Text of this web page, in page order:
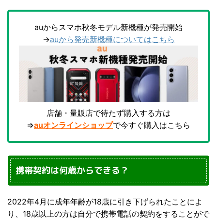
auからスマホ秋冬モデル新機種が発売開始
→auから発売新機種についてはこちら
店舗・量販店で待たず購入する方は
⇒auオンラインショップで今すぐ購入はこちら
携帯契約は何歳からできる？
2022年4月に成年年齢が18歳に引き下げられたことによ
り、18歳以上の方は自分で携帯電話の契約をすることがで